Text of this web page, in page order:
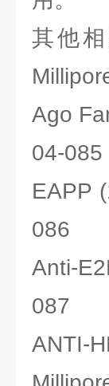
其他
Ago
04-085
EAPP
086
Anti-
087
ANTI-